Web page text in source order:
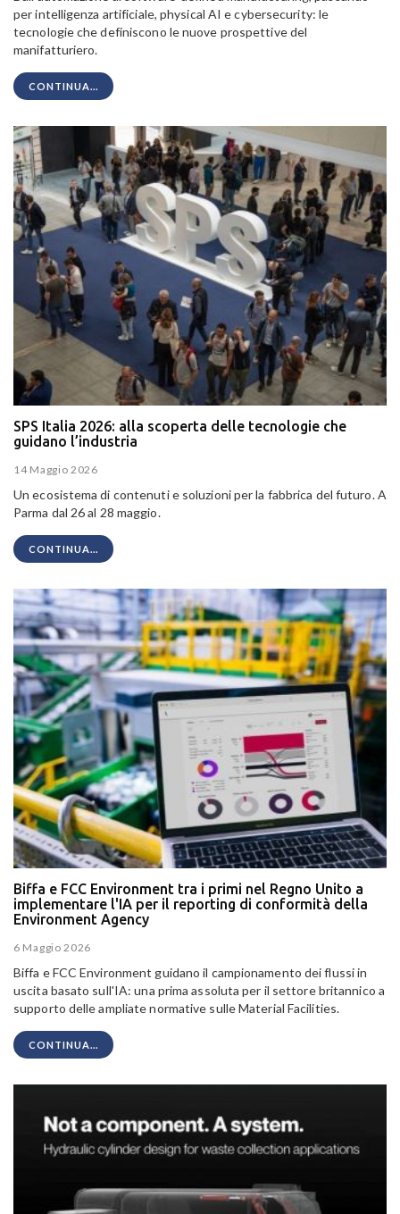
per intelligenza artificiale, physical AI e cybersecurity: le
tecnologie che definiscono le nuove prospettive del
manifatturiero.
CONTINUA...
SPS Italia 2026: alla scoperta delle tecnologie che
guidano l’industria
14 Maggio 2026
Un ecosistema di contenuti e soluzioni per la fabbrica del futuro. A
Parma dal 26 al 28 maggio.
CONTINUA...
Biffa e FCC Environment tra i primi nel Regno Unito a
implementare l'IA per il reporting di conformità della
Environment Agency
6 Maggio 2026
Biffa e FCC Environment guidano il campionamento dei flussi in
uscita basato sull'IA: una prima assoluta per il settore britannico a
supporto delle ampliate normative sulle Material Facilities.
CONTINUA...